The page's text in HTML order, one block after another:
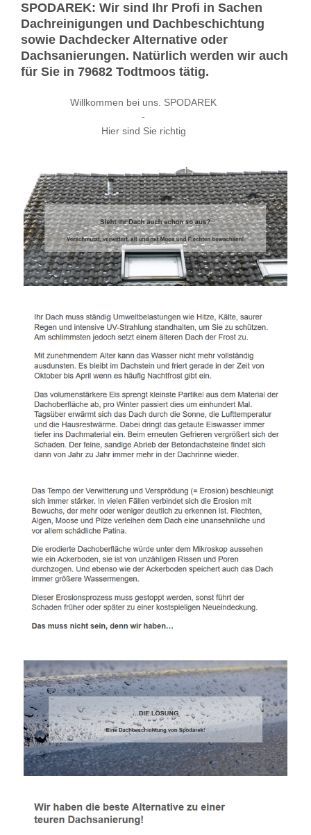
SPODAREK: Wir sind Ihr Profi in Sachen
Dachreinigungen und Dachbeschichtung
sowie Dachdecker Alternative oder
Dachsanierungen. Natürlich werden wir auch
für Sie in 79682 Todtmoos tätig.
Willkommen bei uns. SPODAREK
-
Hier sind Sie richtig